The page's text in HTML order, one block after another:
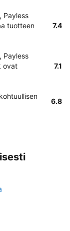
Payless
tuotteen
7.4
Payless
ovat
7.1
6.8